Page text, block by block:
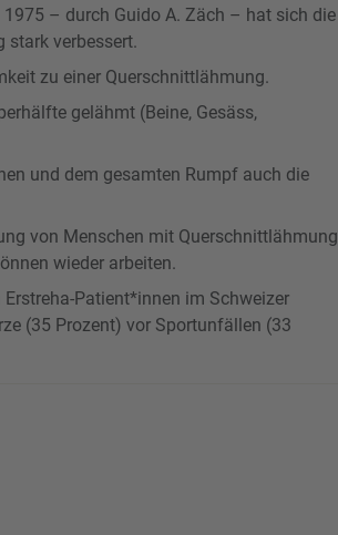
– durch Guido A. Zäch – hat sich die
stark verbessert.
zu einer Querschnittlähmung.
gelähmt (Beine, Gesäss,
und dem gesamten Rumpf auch die
von Menschen mit Querschnittlähmung
wieder arbeiten.
Patient*innen im Schweizer
(35 Prozent) vor Sportunfällen (33